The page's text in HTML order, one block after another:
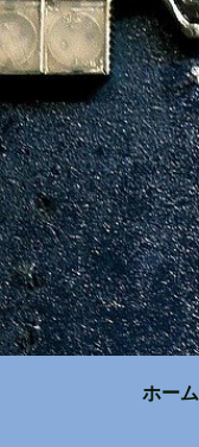
ホーム